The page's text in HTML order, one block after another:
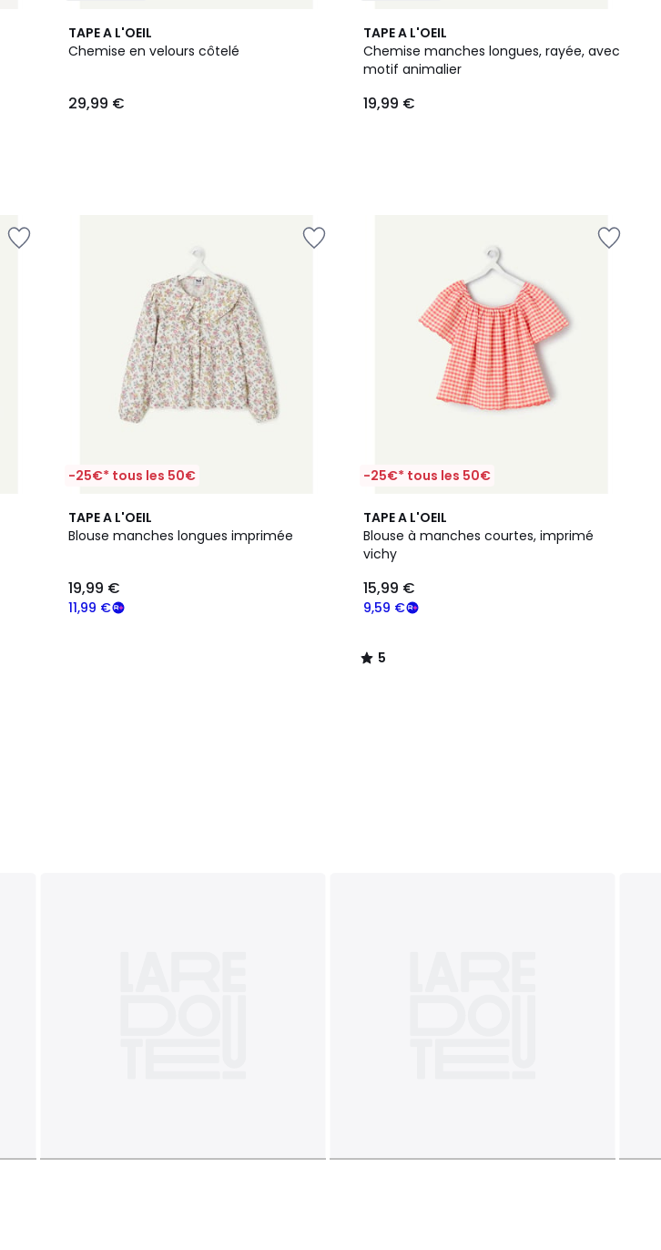
TAPE A L'OEIL
Chemise en velours côtelé
29,99 €
TAPE A L'OEIL
Chemise manches longues, rayée, avec
motif animalier
19,99 €
-25€* tous les 50€
TAPE A L'OEIL
Blouse manches longues imprimée
11,99 €
19,99 €
-25€* tous les 50€
TAPE A L'OEIL
Blouse à manches courtes, imprimé
vichy
9,59 €
15,99 €
5
/
5
5
/